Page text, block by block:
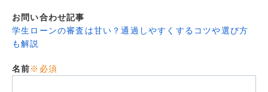
お問い合わせ記事
学生ローンの審査は甘い？通過しやすくするコツや選び方
も解説
名前※必須